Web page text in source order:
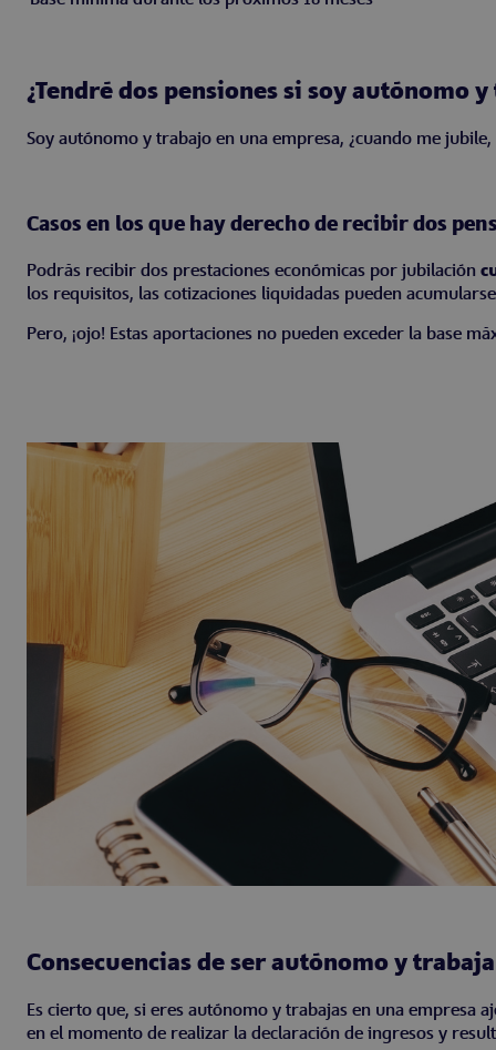
¿Tendré dos pensiones si soy autónomo
Soy autónomo y trabajo en una empresa, ¿cuando me
Casos en los que hay derecho de recibir dos
Podrás recibir dos prestaciones económicas por jubilación
los requisitos, las cotizaciones liquidadas pueden
Pero, ¡ojo! Estas aportaciones no pueden exceder la base
Consecuencias de ser autónomo y
Es cierto que, si eres autónomo y trabajas en una empresa
en el momento de realizar la declaración de ingresos y